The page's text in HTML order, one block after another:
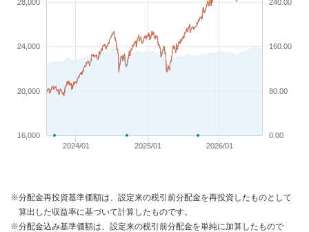
2024/01 2025/01 2026/01
16,000
20,000
24,000
28,000
0.00
80.00
160.00
240.00
※分配金再投資基準価額は、設定来の税引前分配金を再投資したものとして
算出した収益率に基づいて計算したものです。
※分配金込み基準価額は、設定来の税引前分配金を単純に加算したもので